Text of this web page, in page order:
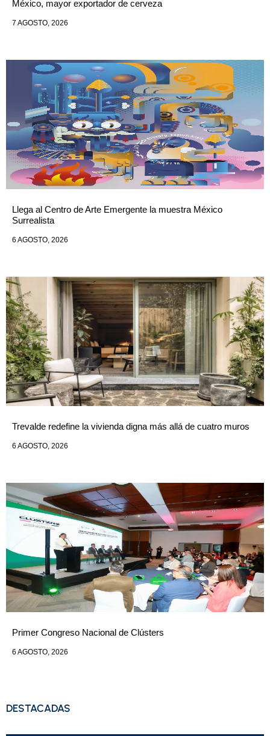
México, mayor exportador de cerveza
7 AGOSTO, 2026
Llega al Centro de Arte Emergente la muestra México
Surrealista
6 AGOSTO, 2026
Trevalde redefine la vivienda digna más allá de cuatro muros
6 AGOSTO, 2026
Primer Congreso Nacional de Clústers
6 AGOSTO, 2026
DESTACADAS